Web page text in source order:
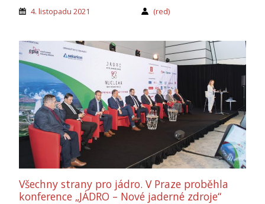
4. listopadu 2021 (red)
Všechny strany pro jádro. V Praze proběhla
konference „JÁDRO – Nové jaderné zdroje“